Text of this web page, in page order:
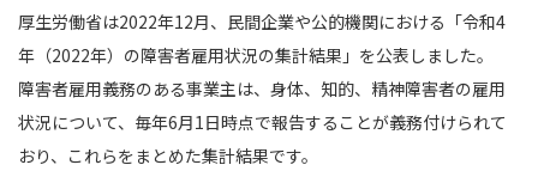
厚生労働省は2022年12月、民間企業や公的機関における「令和4
年（2022年）の障害者雇用状況の集計結果」を公表しました。
障害者雇用義務のある事業主は、身体、知的、精神障害者の雇用
状況について、毎年6月1日時点で報告することが義務付けられて
おり、これらをまとめた集計結果です。